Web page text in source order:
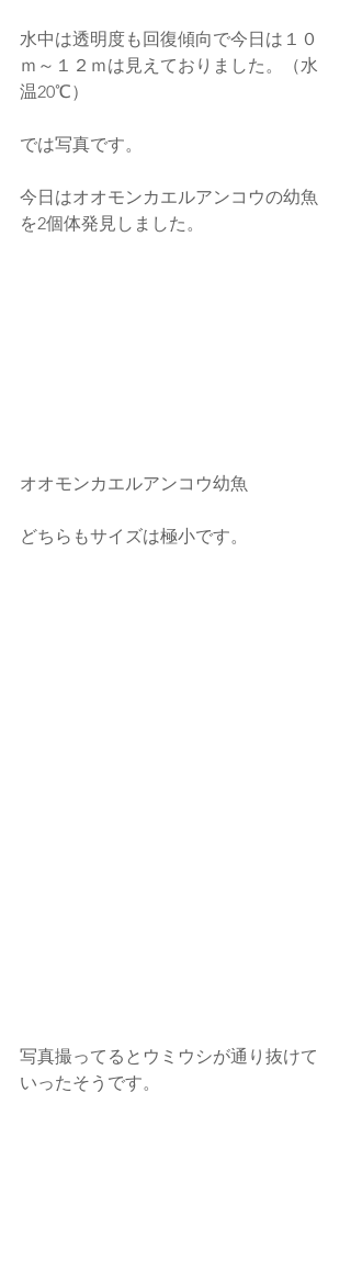
水中は透明度も回復傾向で今日は１０
ｍ～１２ｍは見えておりました。（水
温20℃）
では写真です。
今日はオオモンカエルアンコウの幼魚
を2個体発見しました。
オオモンカエルアンコウ幼魚
どちらもサイズは極小です。
写真撮ってるとウミウシが通り抜けて
いったそうです。